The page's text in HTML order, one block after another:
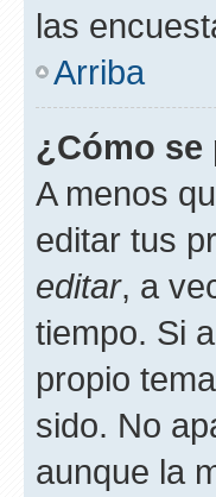
las
Arriba
¿Cómo se
A menos
editar tus
editar, a
tiempo. Si
propio
sido. No
aunque la